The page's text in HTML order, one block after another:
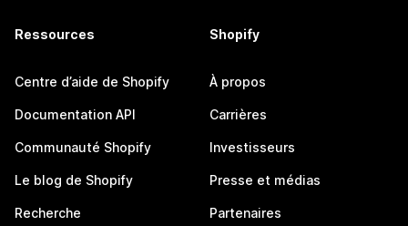
Ressources
Centre d’aide de Shopify
Documentation API
Communauté Shopify
Le blog de Shopify
Recherche
Shopify
À propos
Carrières
Investisseurs
Presse et médias
Partenaires